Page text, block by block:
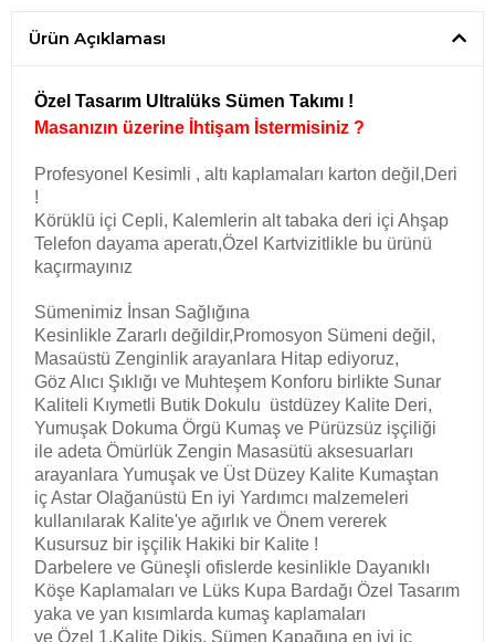
Ürün Açıklaması
Özel Tasarım Ultralüks Sümen Takımı !
Masanızın üzerine İhtişam İstermisiniz ?
Profesyonel Kesimli , altı kaplamaları karton değil,Deri
!
Körüklü içi Cepli, Kalemlerin alt tabaka deri içi Ahşap
Telefon dayama aperatı,Özel Kartvizitlikle bu ürünü
kaçırmayınız
Sümenimiz İnsan Sağlığına
Kesinlikle Zararlı değildir,Promosyon Sümeni değil,
Masaüstü Zenginlik arayanlara Hitap ediyoruz,
Göz Alıcı Şıklığı ve Muhteşem Konforu birlikte Sunar
Kaliteli Kıymetli Butik Dokulu üstdüzey Kalite Deri,
Yumuşak Dokuma Örgü Kumaş ve Pürüzsüz işçiliği
ile adeta Ömürlük Zengin Masasütü aksesuarları
arayanlara Yumuşak ve Üst Düzey Kalite Kumaştan
iç Astar Olağanüstü En iyi Yardımcı malzemeleri
kullanılarak Kalite'ye ağırlık ve Önem vererek
Kusursuz bir işçilik Hakiki bir Kalite !
Darbelere ve Güneşli ofislerde kesinlikle Dayanıklı
Köşe Kaplamaları ve Lüks Kupa Bardağı Özel Tasarım
yaka ve yan kısımlarda kumaş kaplamaları
ve Özel 1.Kalite Dikiş, Sümen Kapağına en iyi iç